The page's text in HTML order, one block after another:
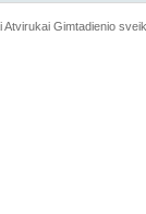
Atvirukai Gimtadienio